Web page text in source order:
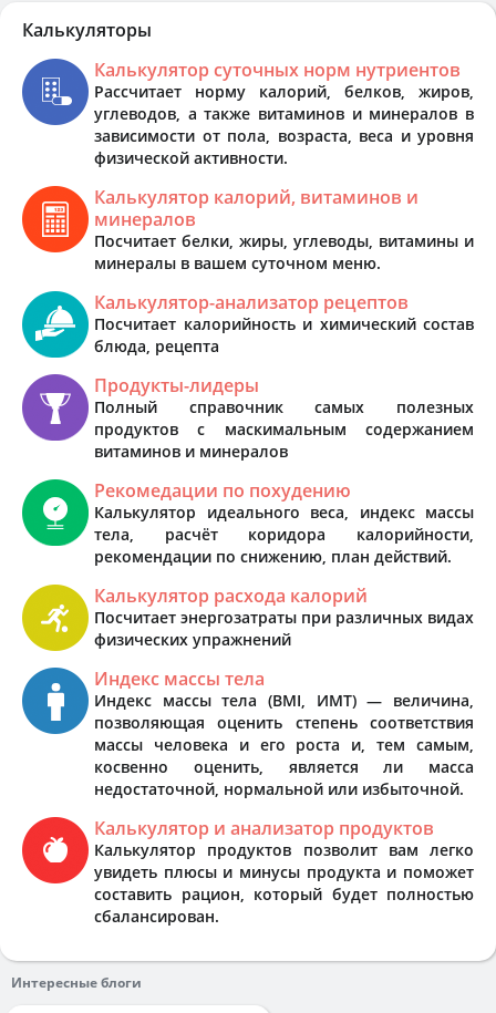
Калькуляторы
Калькулятор суточных норм нутриентов
Рассчитает норму калорий, белков, жиров,
углеводов, а также витаминов и минералов в
зависимости от пола, возраста, веса и уровня
физической активности.
Калькулятор калорий, витаминов и
минералов
Посчитает белки, жиры, углеводы, витамины и
минералы в вашем суточном меню.
Калькулятор-анализатор рецептов
Посчитает калорийность и химический состав
блюда, рецепта
Продукты-лидеры
Полный справочник самых полезных
продуктов с маскимальным содержанием
витаминов и минералов
Рекомедации по похудению
Калькулятор идеального веса, индекс массы
тела, расчёт коридора калорийности,
рекомендации по снижению, план действий.
Калькулятор расхода калорий
Посчитает энергозатраты при различных видах
физических упражнений
Индекс массы тела
Индекс массы тела (BMI, ИМТ) — величина,
позволяющая оценить степень соответствия
массы человека и его роста и, тем самым,
косвенно оценить, является ли масса
недостаточной, нормальной или избыточной.
Калькулятор и анализатор продуктов
Калькулятор продуктов позволит вам легко
увидеть плюсы и минусы продукта и поможет
составить рацион, который будет полностью
сбалансирован.
Интересные блоги